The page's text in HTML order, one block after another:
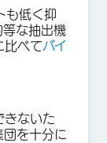
も低く抑
等な抽出機
比べてバイ
きないた
団を十分に